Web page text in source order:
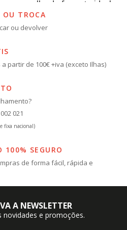
escolha do formato ideal
OU TROCA
ou devolver
partir de 100€ +iva (exceto Ilhas)
021
fixa nacional)
100% SEGURO
de forma fácil, rápida e
A NEWSLETTER
novidades e promoções.